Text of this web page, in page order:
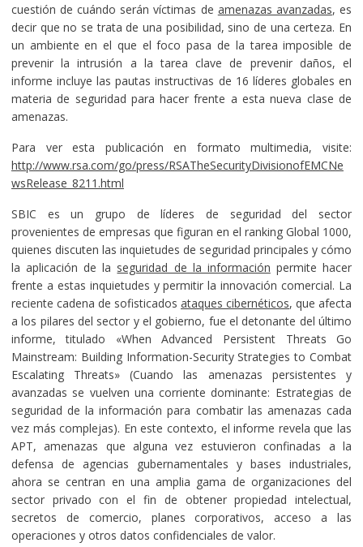
cuestión de cuándo serán víctimas de amenazas avanzadas, es
decir que no se trata de una posibilidad, sino de una certeza. En
un ambiente en el que el foco pasa de la tarea imposible de
prevenir la intrusión a la tarea clave de prevenir daños, el
informe incluye las pautas instructivas de 16 líderes globales en
materia de seguridad para hacer frente a esta nueva clase de
amenazas.
Para ver esta publicación en formato multimedia, visite:
http://www.rsa.com/go/press/RSATheSecurityDivisionofEMCNe
wsRelease_8211.html
SBIC es un grupo de líderes de seguridad del sector
provenientes de empresas que figuran en el ranking Global 1000,
quienes discuten las inquietudes de seguridad principales y cómo
la aplicación de la seguridad de la información permite hacer
frente a estas inquietudes y permitir la innovación comercial. La
reciente cadena de sofisticados ataques cibernéticos, que afecta
a los pilares del sector y el gobierno, fue el detonante del último
informe, titulado «When Advanced Persistent Threats Go
Mainstream: Building Information-Security Strategies to Combat
Escalating Threats» (Cuando las amenazas persistentes y
avanzadas se vuelven una corriente dominante: Estrategias de
seguridad de la información para combatir las amenazas cada
vez más complejas). En este contexto, el informe revela que las
APT, amenazas que alguna vez estuvieron confinadas a la
defensa de agencias gubernamentales y bases industriales,
ahora se centran en una amplia gama de organizaciones del
sector privado con el fin de obtener propiedad intelectual,
secretos de comercio, planes corporativos, acceso a las
operaciones y otros datos confidenciales de valor.